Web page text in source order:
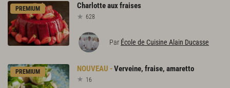
PREMIUM Charlotteauxfraises
628
Par École de Cuisine Alain Ducasse
PREMIUM Verveine, fraise, amaretto
16